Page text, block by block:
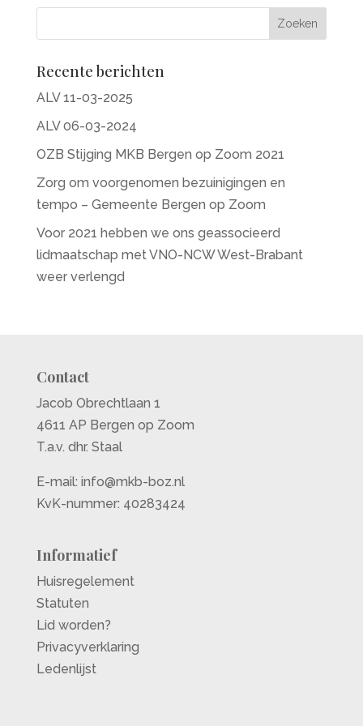
de arbeidsmarkt hebben, soms hebben ook
Aanmelden
Ben je er graag bij op 29 november vanaf
Recente berichten
ALV 11-03-2025
ALV 06-03-2024
OZB Stijging MKB Bergen op Zoom 2021
Zorg om voorgenomen bezuinigingen en
tempo – Gemeente Bergen op Zoom
Voor 2021 hebben we ons geassocieerd
lidmaatschap met VNO-NCW West-Brabant
weer verlengd
Contact
Jacob Obrechtlaan 1
4611 AP Bergen op Zoom
T.a.v. dhr. Staal
E-mail: info@mkb-boz.nl
KvK-nummer: 40283424
Informatief
Huisregelement
Statuten
Lid worden?
Privacyverklaring
Ledenlijst